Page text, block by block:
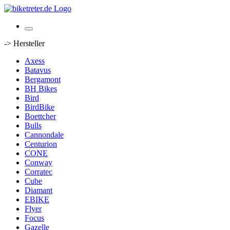
-> Hersteller
Axess
Batavus
Bergamont
BH Bikes
Bird
BirdBike
Boettcher
Bulls
Cannondale
Centurion
CONE
Conway
Corratec
Cube
Diamant
EBIKE
Flyer
Focus
Gazelle